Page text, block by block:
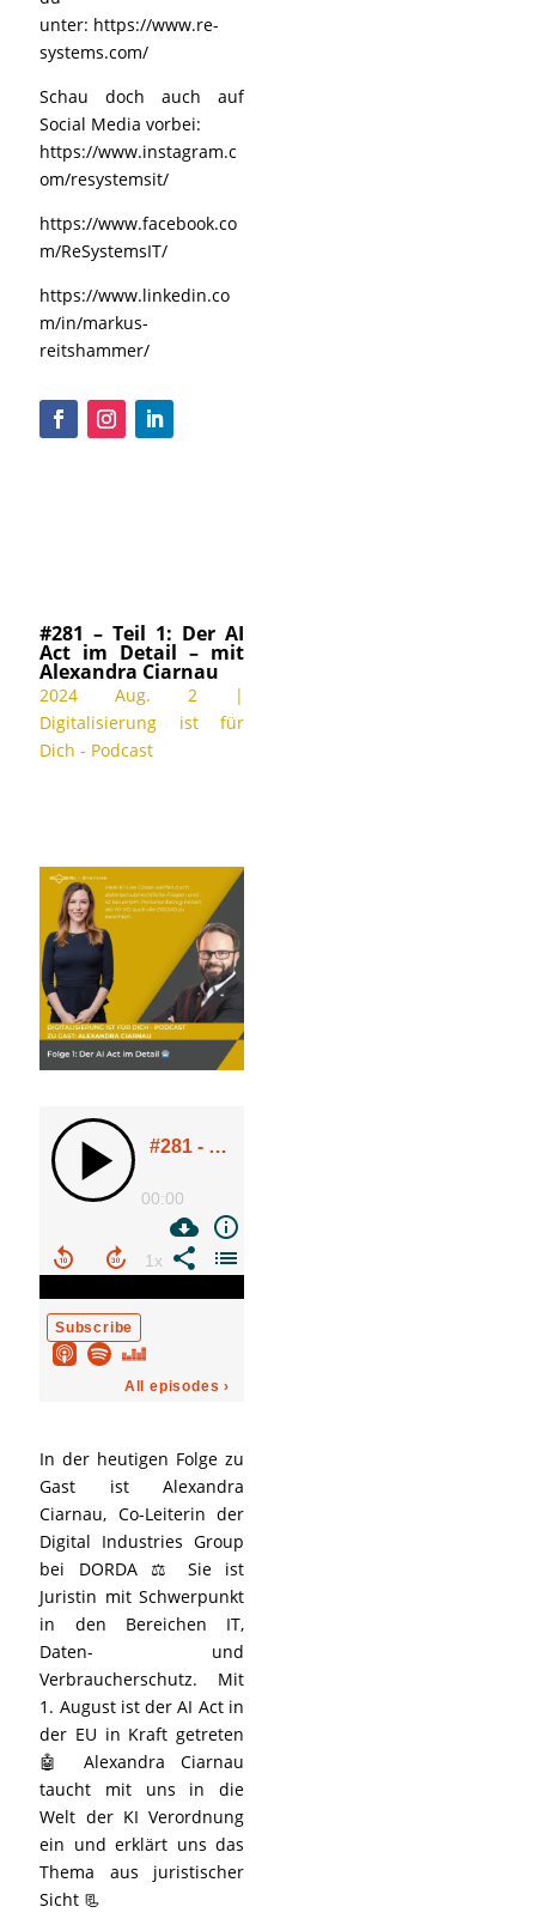
unter: https://www.re-
systems.com/
Schau doch auch auf
Social Media vorbei:
https://www.instagram.c
om/resystemsit/
https://www.facebook.co
m/ReSystemsIT/
https://www.linkedin.co
m/in/markus-
reitshammer/
#281 – Teil 1: Der AI
Act im Detail – mit
Alexandra Ciarnau
2024 Aug. 2 |
Digitalisierung ist für
Dich - Podcast
In der heutigen Folge zu
Gast ist Alexandra
Ciarnau, Co-Leiterin der
Digital Industries Group
bei DORDA ⚖️ Sie ist
Juristin mit Schwerpunkt
in den Bereichen IT,
Daten- und
Verbraucherschutz. Mit
1. August ist der AI Act in
der EU in Kraft getreten
🤖 Alexandra Ciarnau
taucht mit uns in die
Welt der KI Verordnung
ein und erklärt uns das
Thema aus juristischer
Sicht 📃